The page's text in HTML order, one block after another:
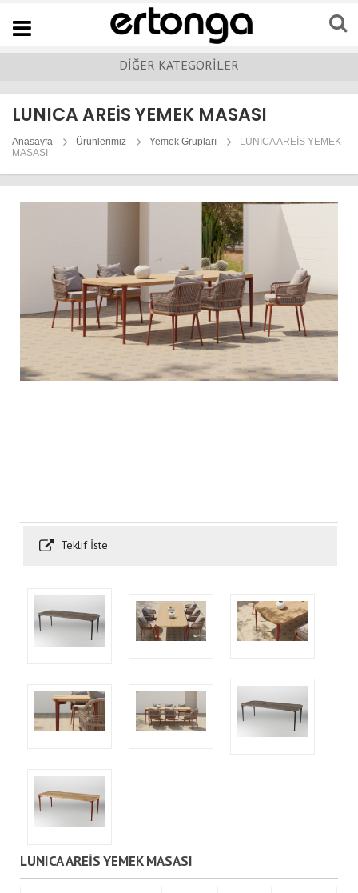
Navigation
DİĞER KATEGORİLER
LUNICA AREİS YEMEK MASASI
Anasayfa Ürünlerimiz Yemek Grupları
LUNICA AREİS YEMEK
MASASI
Teklif İste
LUNICA AREİS YEMEK MASASI